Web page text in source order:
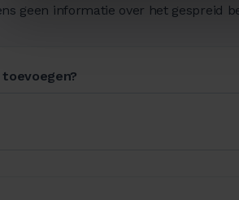
geen informatie over het gespreid